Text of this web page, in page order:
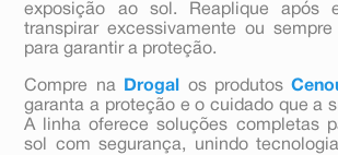
exposição ao sol. Reaplique após
transpirar excessivamente ou
para garantir a proteção.
Compre na Drogal os produtos
garanta a proteção e o cuidado que a
A linha oferece soluções completas
sol com segurança, unindo